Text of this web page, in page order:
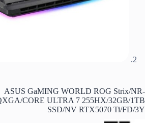
ASUS GaMING WORLD ROG Strix/NR-
CORE ULTRA 7 255HX/32GB/1TB
SSD/NV RTX5070 Ti/FD/3Y